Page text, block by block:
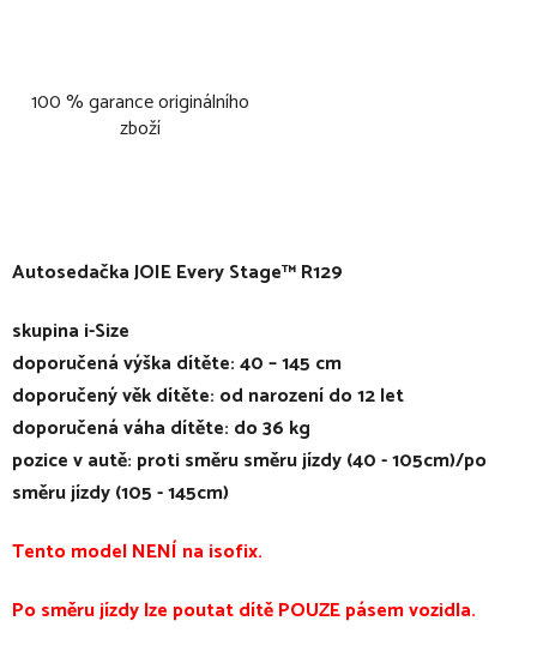
100 % garance originálního
zboží
Autosedačka JOIE Every Stage™ R129
skupina i-Size
doporučená výška dítěte: 40 – 145 cm
doporučený věk dítěte: od narození do 12 let
doporučená váha dítěte: do 36 kg
pozice v autě: proti směru směru jízdy (40 - 105cm)/po
směru jízdy (105 - 145cm)
Tento model NENÍ na isofix.
Po směru jízdy lze poutat dítě POUZE pásem vozidla.